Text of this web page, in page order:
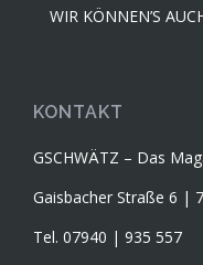
WIR KÖNNEN’S
KONTAKT
GSCHWÄTZ – Das
Gaisbacher Straße 6 |
Tel. 07940 | 935 557